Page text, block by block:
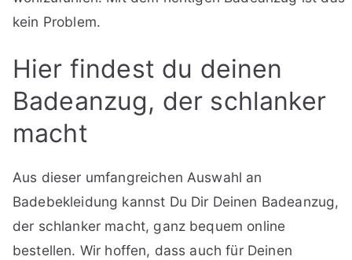
kein Problem.
Hier findest du deinen
Badeanzug, der schlanker
macht
Aus dieser umfangreichen Auswahl an
Badebekleidung kannst Du Dir Deinen Badeanzug,
der schlanker macht, ganz bequem online
bestellen. Wir hoffen, dass auch für Deinen